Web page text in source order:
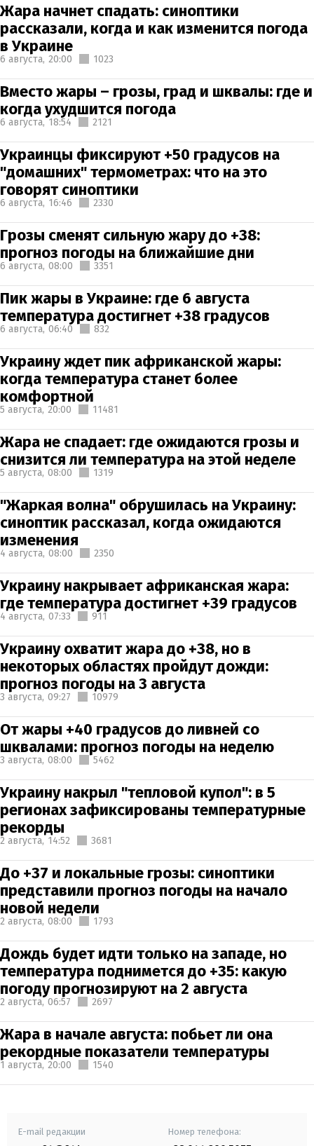
Жара начнет спадать: синоптики
рассказали, когда и как изменится погода
в Украине
6 августа, 20:00 1023
Вместо жары – грозы, град и шквалы: где и
когда ухудшится погода
6 августа, 18:54 2121
Украинцы фиксируют +50 градусов на
"домашних" термометрах: что на это
говорят синоптики
6 августа, 16:46 2330
Грозы сменят сильную жару до +38:
прогноз погоды на ближайшие дни
6 августа, 08:00 3351
Пик жары в Украине: где 6 августа
температура достигнет +38 градусов
6 августа, 06:40 832
Украину ждет пик африканской жары:
когда температура станет более
комфортной
5 августа, 20:00 11481
Жара не спадает: где ожидаются грозы и
снизится ли температура на этой неделе
5 августа, 08:00 1319
"Жаркая волна" обрушилась на Украину:
синоптик рассказал, когда ожидаются
изменения
4 августа, 08:00 2350
Украину накрывает африканская жара:
где температура достигнет +39 градусов
4 августа, 07:33 911
Украину охватит жара до +38, но в
некоторых областях пройдут дожди:
прогноз погоды на 3 августа
3 августа, 09:27 10979
От жары +40 градусов до ливней со
шквалами: прогноз погоды на неделю
3 августа, 08:00 5462
Украину накрыл "тепловой купол": в 5
регионах зафиксированы температурные
рекорды
2 августа, 14:52 3681
До +37 и локальные грозы: синоптики
представили прогноз погоды на начало
новой недели
2 августа, 08:00 1793
Дождь будет идти только на западе, но
температура поднимется до +35: какую
погоду прогнозируют на 2 августа
2 августа, 06:57 2697
Жара в начале августа: побьет ли она
рекордные показатели температуры
1 августа, 20:00 1540
E-mail редакции Номер телефона: